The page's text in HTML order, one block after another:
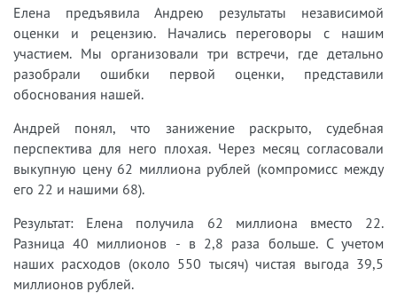
Елена предъявила Андрею результаты независимой
оценки и рецензию. Начались переговоры с нашим
участием. Мы организовали три встречи, где детально
разобрали ошибки первой оценки, представили
обоснования нашей.
Андрей понял, что занижение раскрыто, судебная
перспектива для него плохая. Через месяц согласовали
выкупную цену 62 миллиона рублей (компромисс между
его 22 и нашими 68).
Результат: Елена получила 62 миллиона вместо 22.
Разница 40 миллионов - в 2,8 раза больше. С учетом
наших расходов (около 550 тысяч) чистая выгода 39,5
миллионов рублей.